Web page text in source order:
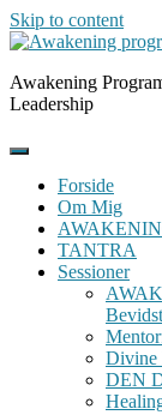
Skip to content
Awakening
Leadership
Forside
Om Mig
TANTRA
Sessioner
Divine
DEN